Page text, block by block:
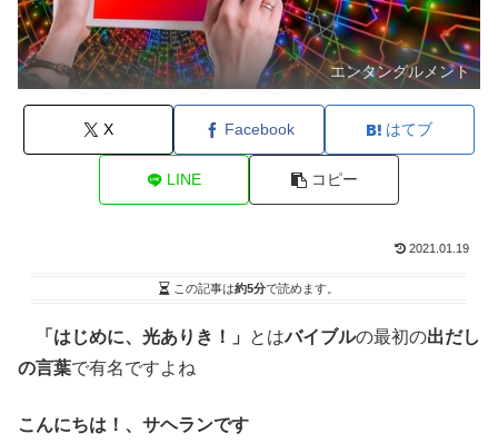
エンタングルメント
X Facebook はてブ
LINE コピー
2021.01.19
この記事は約5分で読めます。
「はじめに、光ありき！」 とはバイブルの最初の出だし
の言葉で有名ですよね
こんにちは！、サヘランです